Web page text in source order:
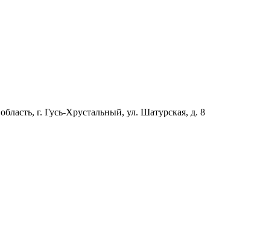
г. Гусь-Хрустальный, ул. Шатурская, д. 8